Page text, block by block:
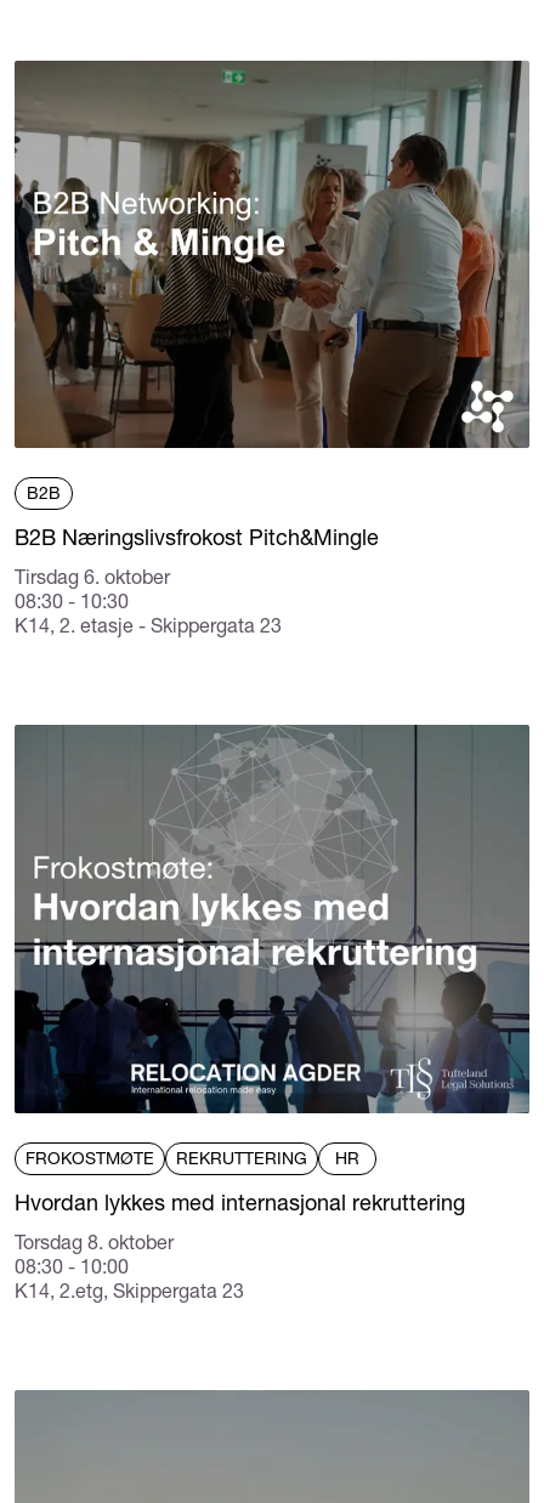
B2B
B2B Næringslivsfrokost Pitch&Mingle
Tirsdag 6. oktober
08:30 - 10:30
K14, 2. etasje - Skippergata 23
FROKOSTMØTE REKRUTTERING HR
Hvordan lykkes med internasjonal rekruttering
Torsdag 8. oktober
08:30 - 10:00
K14, 2.etg, Skippergata 23